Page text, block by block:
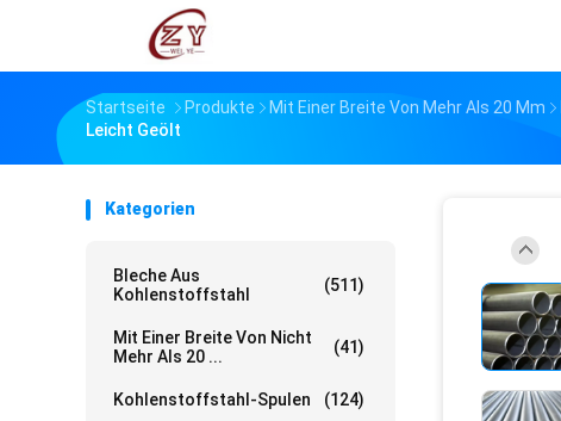
Startseite Produkte Mit Einer Breite Von Mehr Als 20 Mm
Leicht Geölt
Kategorien
Bleche Aus
Kohlenstoffstahl
(511)
Mit Einer Breite Von Nicht
Mehr Als 20 ...
(41)
Kohlenstoffstahl-Spulen (124)